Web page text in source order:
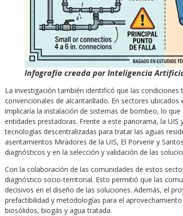
Infografía creada por Inteligencia
La investigación también identificó que las
convencionales de alcantarillado. En sectores
implicaría la instalación de sistemas de bombeo, lo
entidades prestadoras. Frente a este panorama, la
tecnologías descentralizadas para tratar las aguas
asentamientos Miradores de la UIS, El Porvenir y
diagnósticos y en la selección y validación de las
Con la colaboración de las comunidades de estos
diagnóstico socio-territorial. Esto permitió que las
decisivos en el diseño de las soluciones. Además, el
prefactibilidad y metodologías para el
biosólidos, biogás y agua tratada.